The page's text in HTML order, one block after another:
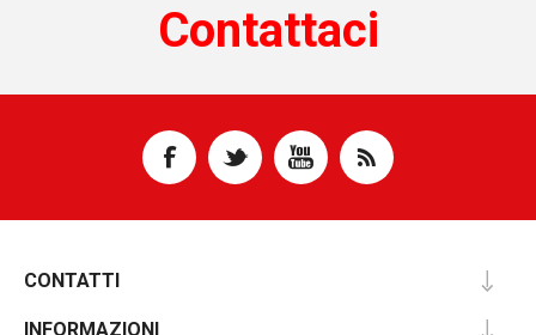
Contattaci
CONTATTI
INFORMAZIONI